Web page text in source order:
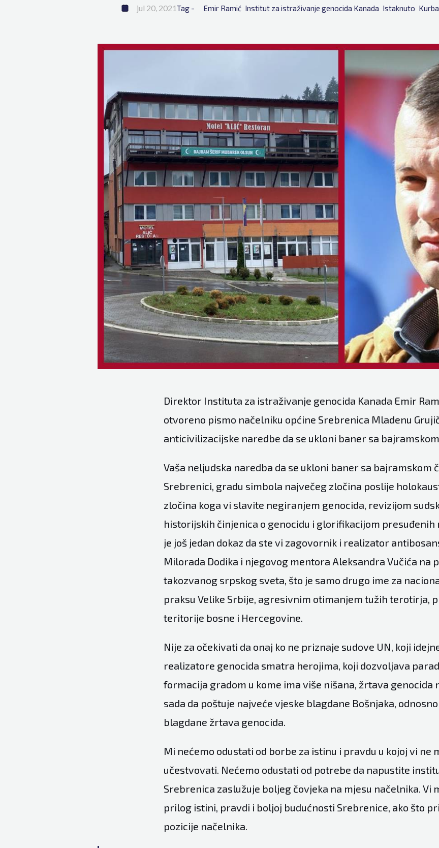
jul 20, 2021Tag - Emir Ramić Institut za istraživanje genocida Kanada Istaknuto
Direktor Instituta za istraživanje genocida Kanada Emir
otvoreno pismo načelniku općine Srebrenica Mladenu
anticivilizacijske naredbe da se ukloni baner sa
Vaša neljudska naredba da se ukloni baner sa bajramskom
Srebrenici, gradu simbola največeg zločina poslije
zločina koga vi slavite negiranjem genocida, revizijom
historijskih činjenica o genocidu i glorifikacijom presuđenih
je još jedan dokaz da ste vi zagovornik i realizator
Milorada Dodika i njegovog mentora Aleksandra Vučića na
takozvanog srpskog sveta, što je samo drugo ime za
praksu Velike Srbije, agresivnim otimanjem tužih terotirja,
teritorije bosne i Hercegovine.
Nije za očekivati da onaj ko ne priznaje sudove UN, koji
realizatore genocida smatra herojima, koji dozvoljava
formacija gradom u kome ima više nišana, žrtava genocida
sada da poštuje najveće vjeske blagdane Bošnjaka,
blagdane žrtava genocida.
Mi nećemo odustati od borbe za istinu i pravdu u kojoj vi ne
učestvovati. Nećemo odustati od potrebe da napustite
Srebrenica zaslužuje boljeg čovjeka na mjesu načelnika. Vi
prilog istini, pravdi i boljoj budućnosti Srebrenice, ako što
pozicije načelnika.